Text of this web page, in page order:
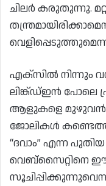
ചിലർ കരുതുന്നു.
എക്‌സിൽ നിന്നും
ലിങ്ക്ഡ്ഇൻ പോലെ
ആളുകളെ മുഴുവൻ
ജോലികൾ
“ദവാം” എന്ന
വെബ്‌സൈറ്റിനെ